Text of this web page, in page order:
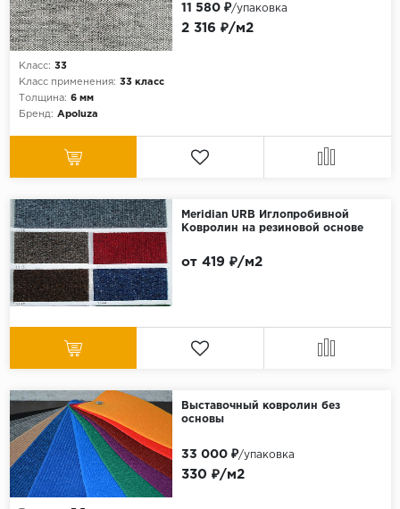
Класс: 33
Класс применения: 33 класс
Толщина: 6 мм
Бренд: Apoluza
2 316 ₽/м2
11 580 ₽/упаковка
Meridian URB Иглопробивной
Ковролин на резиновой основе
от 419 ₽/м2
Выставочный ковролин без
основы
330 ₽/м2
33 000 ₽/упаковка